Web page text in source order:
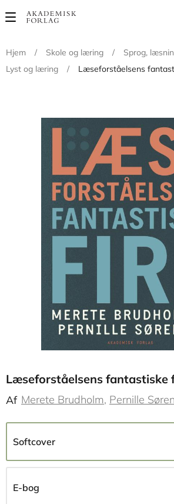
Main
Hjem
/ Skole og læring / Sprog,
Lyst og læring
/ Læseforståelsens
Læseforståelsens fantastiske
Af Merete Brudholm Pernille
Softcover
E-bog